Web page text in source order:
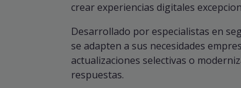
crear experiencias digitales
Desarrollado por especialistas en
se adapten a sus necesidades
actualizaciones selectivas o
respuestas.